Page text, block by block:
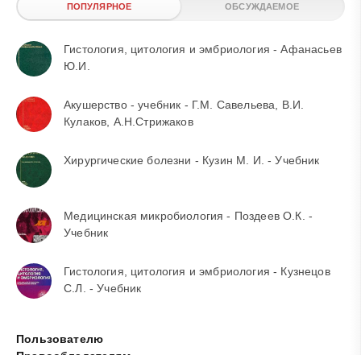
ПОПУЛЯРНОЕ ОБСУЖДАЕМОЕ
Гистология, цитология и эмбриология - Афанасьев
Ю.И.
Акушерство - учебник - Г.М. Савельева, В.И.
Кулаков, А.Н.Стрижаков
Хирургические болезни - Кузин М. И. - Учебник
Медицинская микробиология - Поздеев О.К. -
Учебник
Гистология, цитология и эмбриология - Кузнецов
С.Л. - Учебник
Пользователю